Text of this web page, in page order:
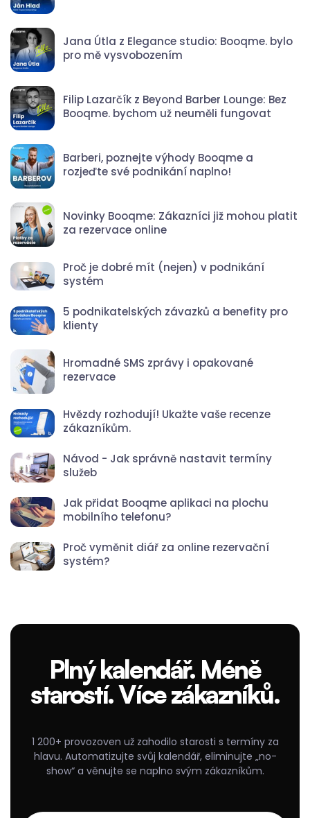
Jana Útla z Elegance studio: Booqme. bylo
pro mě vysvobozením
Filip Lazarčík z Beyond Barber Lounge: Bez
Booqme. bychom už neuměli fungovat
Barberi, poznejte výhody Booqme a
rozjeďte své podnikání naplno!
Novinky Booqme: Zákazníci již mohou platit
za rezervace online
Proč je dobré mít (nejen) v podnikání
systém
5 podnikatelských závazků a benefity pro
klienty
Hromadné SMS zprávy i opakované
rezervace
Hvězdy rozhodují! Ukažte vaše recenze
zákazníkům.
Návod - Jak správně nastavit termíny
služeb
Jak přidat Booqme aplikaci na plochu
mobilního telefonu?
Proč vyměnit diář za online rezervační
systém?
Plný kalendář. Méně
starostí. Více zákazníků.
1 200+ provozoven už zahodilo starosti s termíny za
hlavu. Automatizujte svůj kalendář, eliminujte „no-
show“ a věnujte se naplno svým zákazníkům.